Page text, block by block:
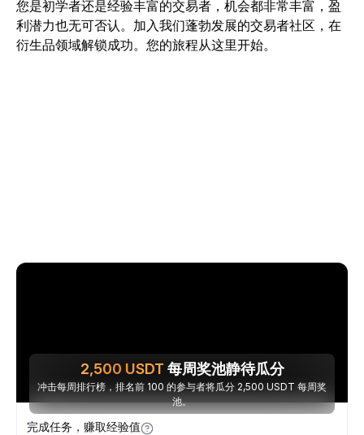
您是初学者还是经验丰富的交易者，机会都非常丰富，盈
利潜力也无可否认。加入我们蓬勃发展的交易者社区，在
衍生品领域解锁成功。您的旅程从这里开始。
2,500 USDT 每周奖池静待瓜分
冲击每周排行榜，排名前 100 的参与者将瓜分 2,500 USDT 每周奖
池。
完成任务，赚取经验值